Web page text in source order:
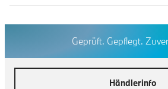
Geprüft. Gepflegt.
Händlerinfo